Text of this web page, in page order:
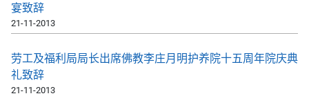
宴致辞
21-11-2013
劳工及福利局局长出席佛教李庄月明护养院十五周年院庆典
礼致辞
21-11-2013